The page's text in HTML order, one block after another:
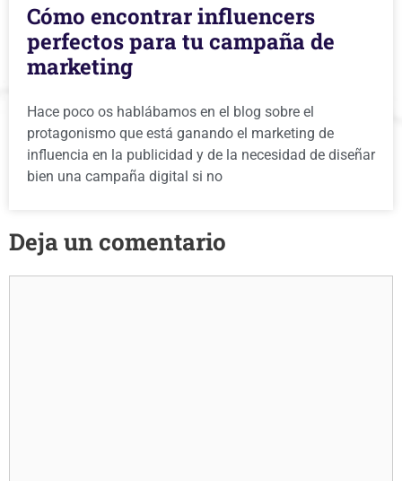
Cómo encontrar influencers
perfectos para tu campaña de
marketing
Hace poco os hablábamos en el blog sobre el
protagonismo que está ganando el marketing de
influencia en la publicidad y de la necesidad de diseñar
bien una campaña digital si no
Deja un comentario